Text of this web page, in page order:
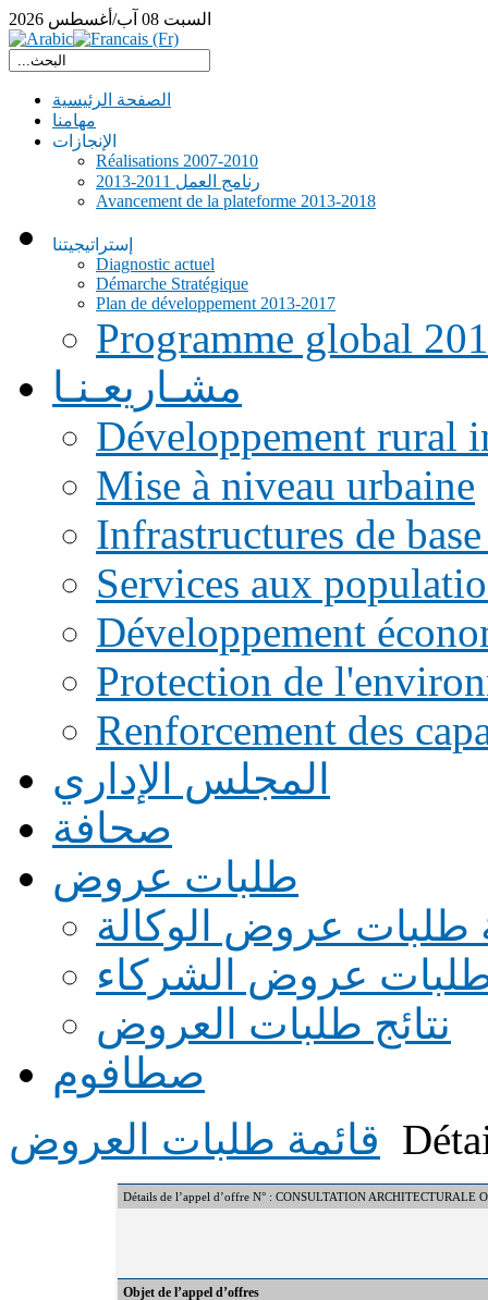
السبت 08 آب/أغسطس 2026
الصفحة الرئيسية
مهامنا
الإنجازات
Réalisations 2007-2010
رنامج العمل 2011-2013
Avancement de la plateforme 2013-2018
إستراتيجيتنا
Diagnostic actuel
Démarche Stratégique
Plan de développement 2013-2017
Programme global
مشـاريعـنـا
Développement rural
Mise à niveau urbaine
Infrastructures de
Services aux
Développement
Protection de
Renforcement des
المجلس الإداري
صحافة
طلبات عروض
طلبات عروض الوكالة
طلبات عروض الشركاء
نتائج طلبات العروض
صطافوم
قائمة طلبات العروض
Détails de l’appel d’offre N° : CONSULTATION ARCHITECTURALE
Objet de l’appel d’offres